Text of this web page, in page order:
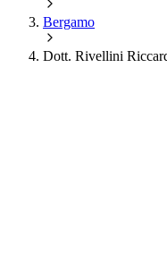
Bergamo
Dott. Rivellini